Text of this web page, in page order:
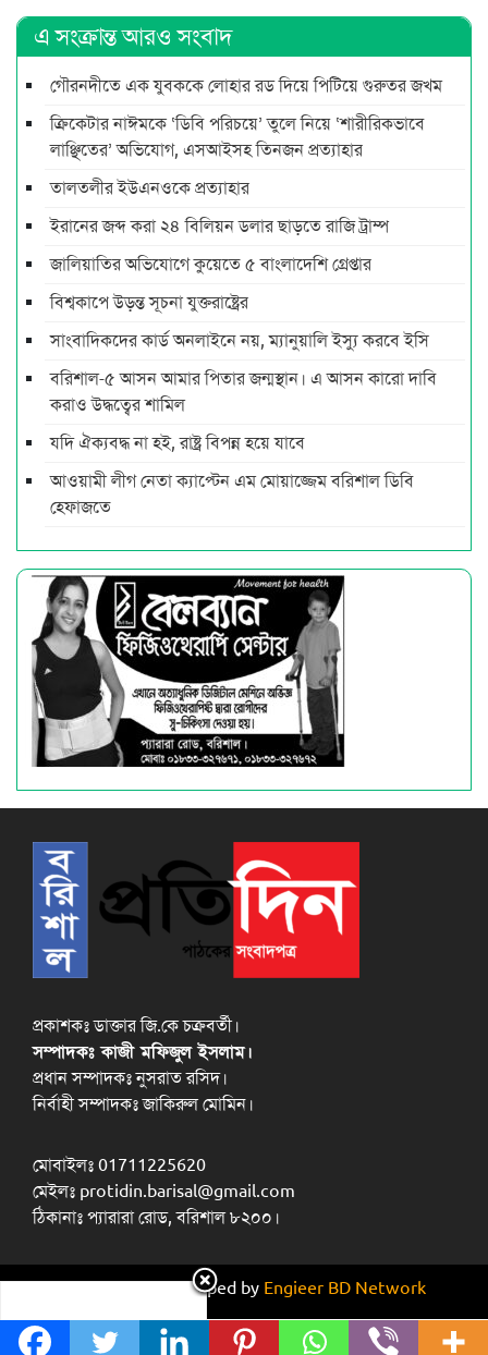
এ সংক্রান্ত আরও সংবাদ
গৌরনদীতে এক যুবককে লোহার রড দিয়ে পিটিয়ে গুরুতর জখম
ক্রিকেটার নাঈমকে ‘ডিবি পরিচয়ে’ তুলে নিয়ে ‘শারীরিকভাবে
লাঞ্ছিতের’ অভিযোগ, এসআইসহ তিনজন প্রত্যাহার
তালতলীর ইউএনওকে প্রত্যাহার
ইরানের জব্দ করা ২৪ বিলিয়ন ডলার ছাড়তে রাজি ট্রাম্প
জালিয়াতির অভিযোগে কুয়েতে ৫ বাংলাদেশি গ্রেপ্তার
বিশ্বকাপে উড়ন্ত সূচনা যুক্তরাষ্ট্রের
সাংবাদিকদের কার্ড অনলাইনে নয়, ম্যানুয়ালি ইস্যু করবে ইসি
বরিশাল-৫ আসন আমার পিতার জন্মস্থান। এ আসন কারো দাবি
করাও উদ্ধত্বের শামিল
যদি ঐক্যবদ্ধ না হই, রাষ্ট্র বিপন্ন হয়ে যাবে
আওয়ামী লীগ নেতা ক্যাপ্টেন এম মোয়াজ্জেম বরিশাল ডিবি
হেফাজতে
প্রকাশকঃ ডাক্তার জি.কে চক্রবর্তী।
সম্পাদকঃ কাজী মফিজুল ইসলাম।
প্রধান সম্পাদকঃ নুসরাত রসিদ।
নির্বাহী সম্পাদকঃ জাকিরুল মোমিন।
মোবাইলঃ 01711225620
মেইলঃ protidin.barisal@gmail.com
ঠিকানাঃ প্যারারা রোড, বরিশাল ৮২০০।
Design and developed by Engieer BD Network